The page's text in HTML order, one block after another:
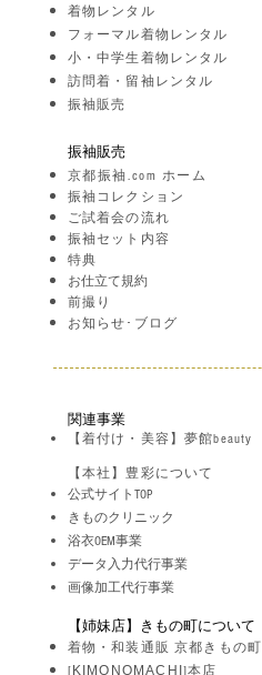
着物レンタル
フォーマル着物レンタル
小・中学生着物レンタル
訪問着・留袖レンタル
振袖販売
振袖販売
京都振袖.com ホーム
振袖コレクション
ご試着会の流れ
振袖セット内容
特典
お仕立て規約
前撮り
お知らせ･ブログ
関連事業
【着付け・美容】夢館beauty
【本社】豊彩について
公式サイトTOP
きものクリニック
浴衣OEM事業
データ入力代行事業
​画像加工代行事業
【姉妹店】きもの町について
着物・和装通販 京都きもの町
[ KIMONOMACHI ]本店